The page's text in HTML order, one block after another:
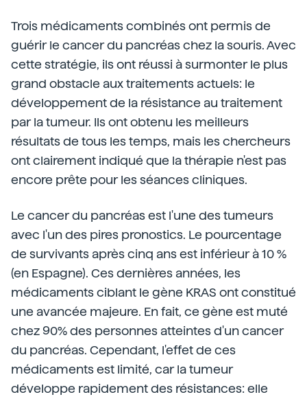
Trois médicaments combinés ont permis de
guérir le cancer du pancréas chez la souris. Avec
cette stratégie, ils ont réussi à surmonter le plus
grand obstacle aux traitements actuels: le
développement de la résistance au traitement
par la tumeur. Ils ont obtenu les meilleurs
résultats de tous les temps, mais les chercheurs
ont clairement indiqué que la thérapie n'est pas
encore prête pour les séances cliniques.
Le cancer du pancréas est l'une des tumeurs
avec l'un des pires pronostics. Le pourcentage
de survivants après cinq ans est inférieur à 10 %
(en Espagne). Ces dernières années, les
médicaments ciblant le gène KRAS ont constitué
une avancée majeure. En fait, ce gène est muté
chez 90% des personnes atteintes d'un cancer
du pancréas. Cependant, l'effet de ces
médicaments est limité, car la tumeur
développe rapidement des résistances: elle